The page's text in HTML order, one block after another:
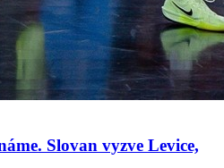
Slovan vyzve Levice,